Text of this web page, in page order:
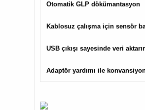
Otomatik GLP dökümantasyon
Kablosuz çalışma için sensör
USB çıkışı sayesinde veri
Adaptör yardımı ile